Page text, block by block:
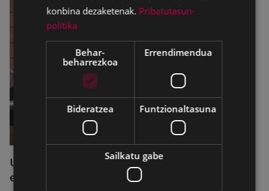
Udalbatzak 2026ko uztailaren 27an
egindako bilkuran hartutako erabakiak
konbina dezaketenak. Pribatutasun-
politika
Behar-
beharrezkoa
Errendimendua
Bideratzea Funtzionaltasuna
Sailkatu gabe